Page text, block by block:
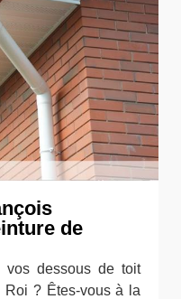
de
vos dessous de toit
? Êtes-vous à la